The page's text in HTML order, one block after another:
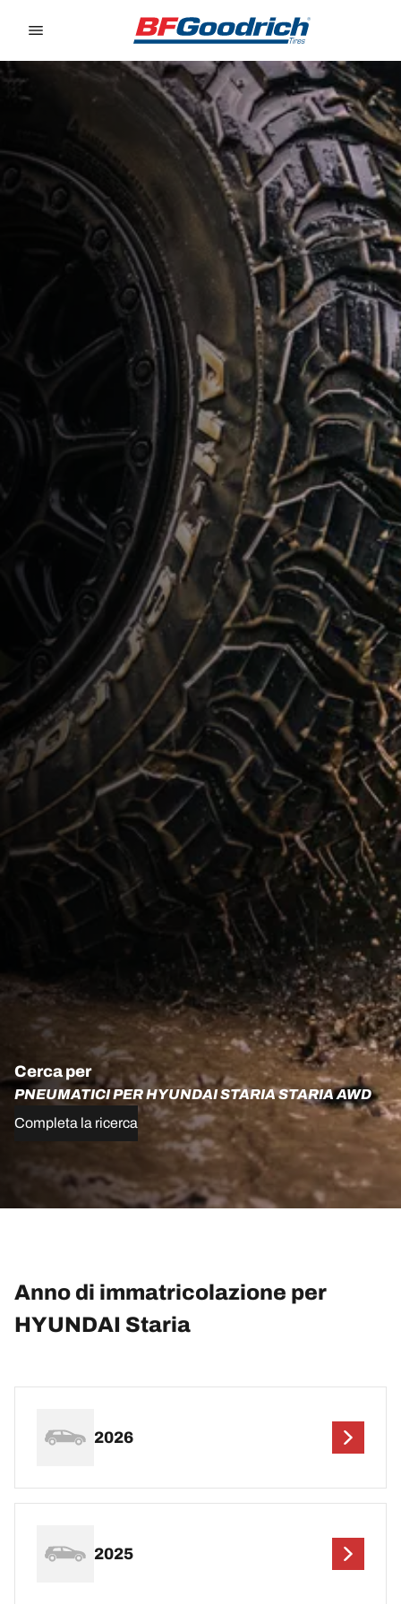
Cerca per
PNEUMATICI PER HYUNDAI STARIA STARIA AWD
Completa la ricerca
Anno di immatricolazione per
HYUNDAI Staria
2026
2025